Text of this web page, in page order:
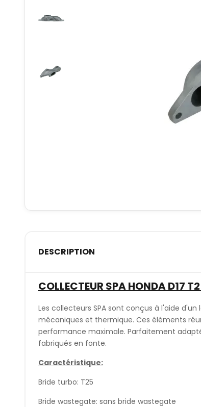
DESCRIPTION
COLLECTEUR SPA HONDA D17
Les collecteurs SPA sont conçus à l'aide
mécaniques et thermique. Ces éléments
performance maximale. Parfaitement
fabriqués en fonte.
Caractéristique:
Bride turbo: T25
Bride wastegate: sans bride wastegate